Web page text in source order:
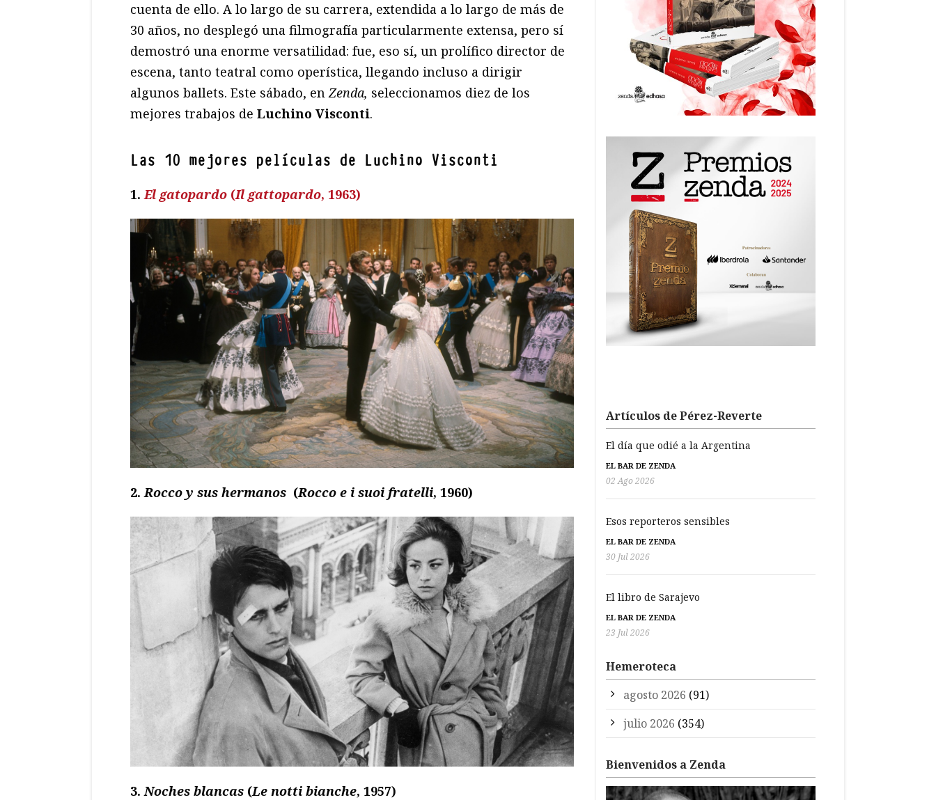
cuenta de ello. A lo largo de su carrera, extendida a lo largo de más de
30 años, no desplegó una filmografía particularmente extensa, pero sí
demostró una enorme versatilidad: fue, eso sí, un prolífico director de
escena, tanto teatral como operística, llegando incluso a dirigir
algunos ballets. Este sábado, enZenda, seleccionamos diez de los
mejores trabajos de Luchino Visconti.
Las 10 mejores películas de Luchino Visconti
1.El gatopardo (Il gattopardo, 1963)
2.Rocco y sus hermanos (Rocco e i suoi fratelli, 1960)
3. Noches blancas (Le notti bianche, 1957)
Artículos de Pérez-Reverte
El día que odié a la Argentina
EL BAR DE ZENDA
02 Ago 2026
Esos reporteros sensibles
EL BAR DE ZENDA
30 Jul 2026
El libro de Sarajevo
EL BAR DE ZENDA
23 Jul 2026
Hemeroteca
agosto 2026 (91)
julio 2026 (354)
Bienvenidos a Zenda